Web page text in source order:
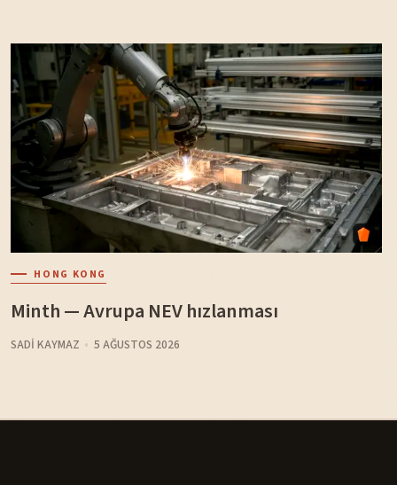
HONG KONG
Minth — Avrupa NEV hızlanması
SADI KAYMAZ 5 AĞUSTOS 2026